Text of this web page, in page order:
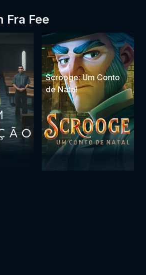
Fra Fee
Scrooge: Um Conto
de Natal